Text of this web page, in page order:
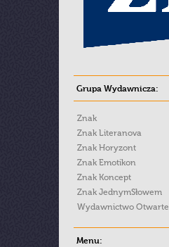
Grupa Wydawnicza:
Znak
Znak Literanova
Znak Horyzont
Znak Emotikon
Znak Koncept
Znak JednymSłowem
Wydawnictwo Otwarte
Menu: